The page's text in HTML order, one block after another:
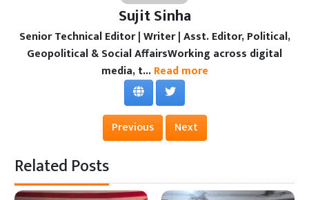
Sujit Sinha
Senior Technical Editor | Writer | Asst. Editor, Political,
Geopolitical & Social AffairsWorking across digital
media, t... Read more
Previous Next
Related Posts